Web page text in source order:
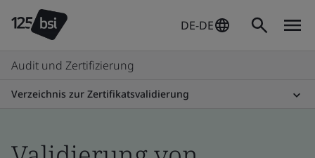
DE-DE
Audit und Zertifizierung
Verzeichnis zur Zertifikatsvalidierung